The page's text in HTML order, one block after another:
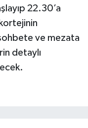
22.30’a
ve mezata
detaylı